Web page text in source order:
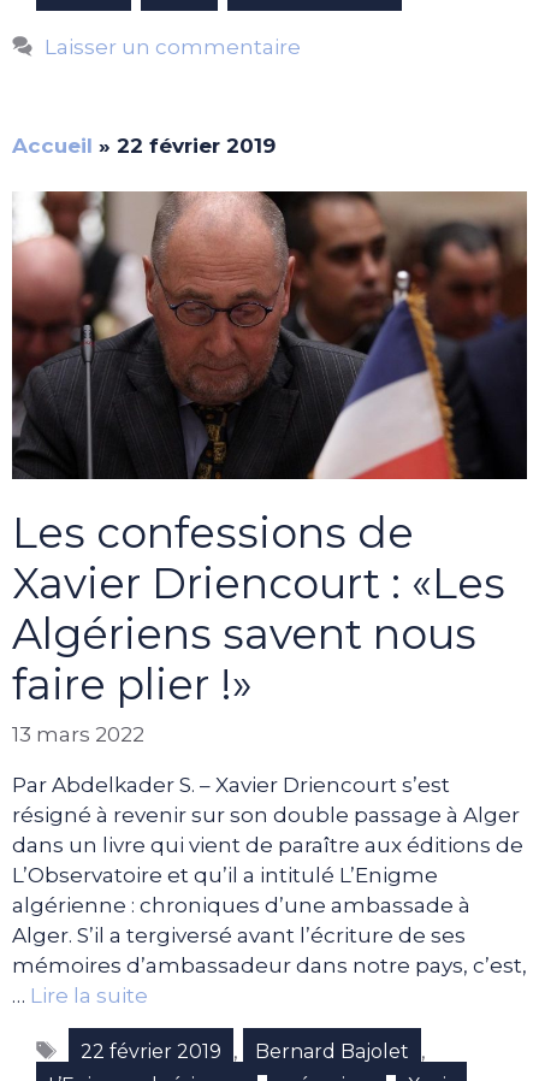
Laisser un commentaire
Accueil » 22 février 2019
Les confessions de
Xavier Driencourt : «Les
Algériens savent nous
faire plier !»
13 mars 2022
Par Abdelkader S. – Xavier Driencourt s’est
résigné à revenir sur son double passage à Alger
dans un livre qui vient de paraître aux éditions de
L’Observatoire et qu’il a intitulé L’Enigme
algérienne : chroniques d’une ambassade à
Alger. S’il a tergiversé avant l’écriture de ses
mémoires d’ambassadeur dans notre pays, c’est,
… Lire la suite
Étiquettes
22 février 2019 , Bernard Bajolet ,